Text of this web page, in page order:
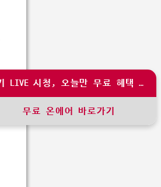
경기 LIVE 시청, 오늘만 무료 혜택 제공
무료 온에어 바로가기